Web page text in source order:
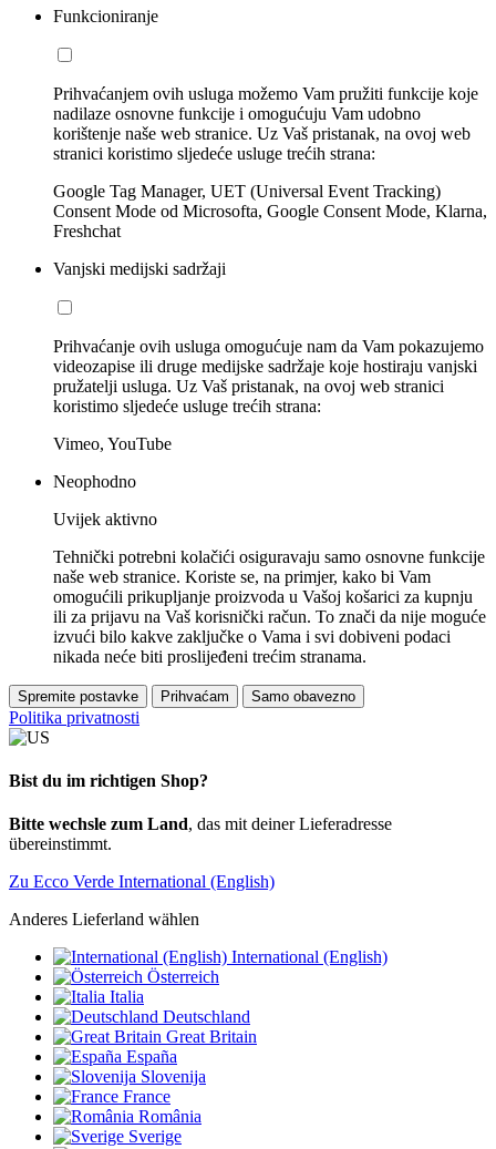
Funkcioniranje
Prihvaćanjem ovih usluga možemo Vam pružiti funkcije koje
nadilaze osnovne funkcije i omogućuju Vam udobno
korištenje naše web stranice. Uz Vaš pristanak, na ovoj web
stranici koristimo sljedeće usluge trećih strana:
Google Tag Manager, UET (Universal Event Tracking)
Consent Mode od Microsofta, Google Consent Mode, Klarna,
Freshchat
Vanjski medijski sadržaji
Prihvaćanje ovih usluga omogućuje nam da Vam pokazujemo
videozapise ili druge medijske sadržaje koje hostiraju vanjski
pružatelji usluga. Uz Vaš pristanak, na ovoj web stranici
koristimo sljedeće usluge trećih strana:
Vimeo, YouTube
Neophodno
Uvijek aktivno
Tehnički potrebni kolačići osiguravaju samo osnovne funkcije
naše web stranice. Koriste se, na primjer, kako bi Vam
omogućili prikupljanje proizvoda u Vašoj košarici za kupnju
ili za prijavu na Vaš korisnički račun. To znači da nije moguće
izvući bilo kakve zaključke o Vama i svi dobiveni podaci
nikada neće biti proslijeđeni trećim stranama.
Spremite postavke Prihvaćam Samo obavezno
Politika privatnosti
Bist du im richtigen Shop?
Bitte wechsle zum Land, das mit deiner Lieferadresse
übereinstimmt.
Zu Ecco Verde International (English)
Anderes Lieferland wählen
International (English)
Österreich
Italia
Deutschland
Great Britain
España
Slovenija
France
România
Sverige